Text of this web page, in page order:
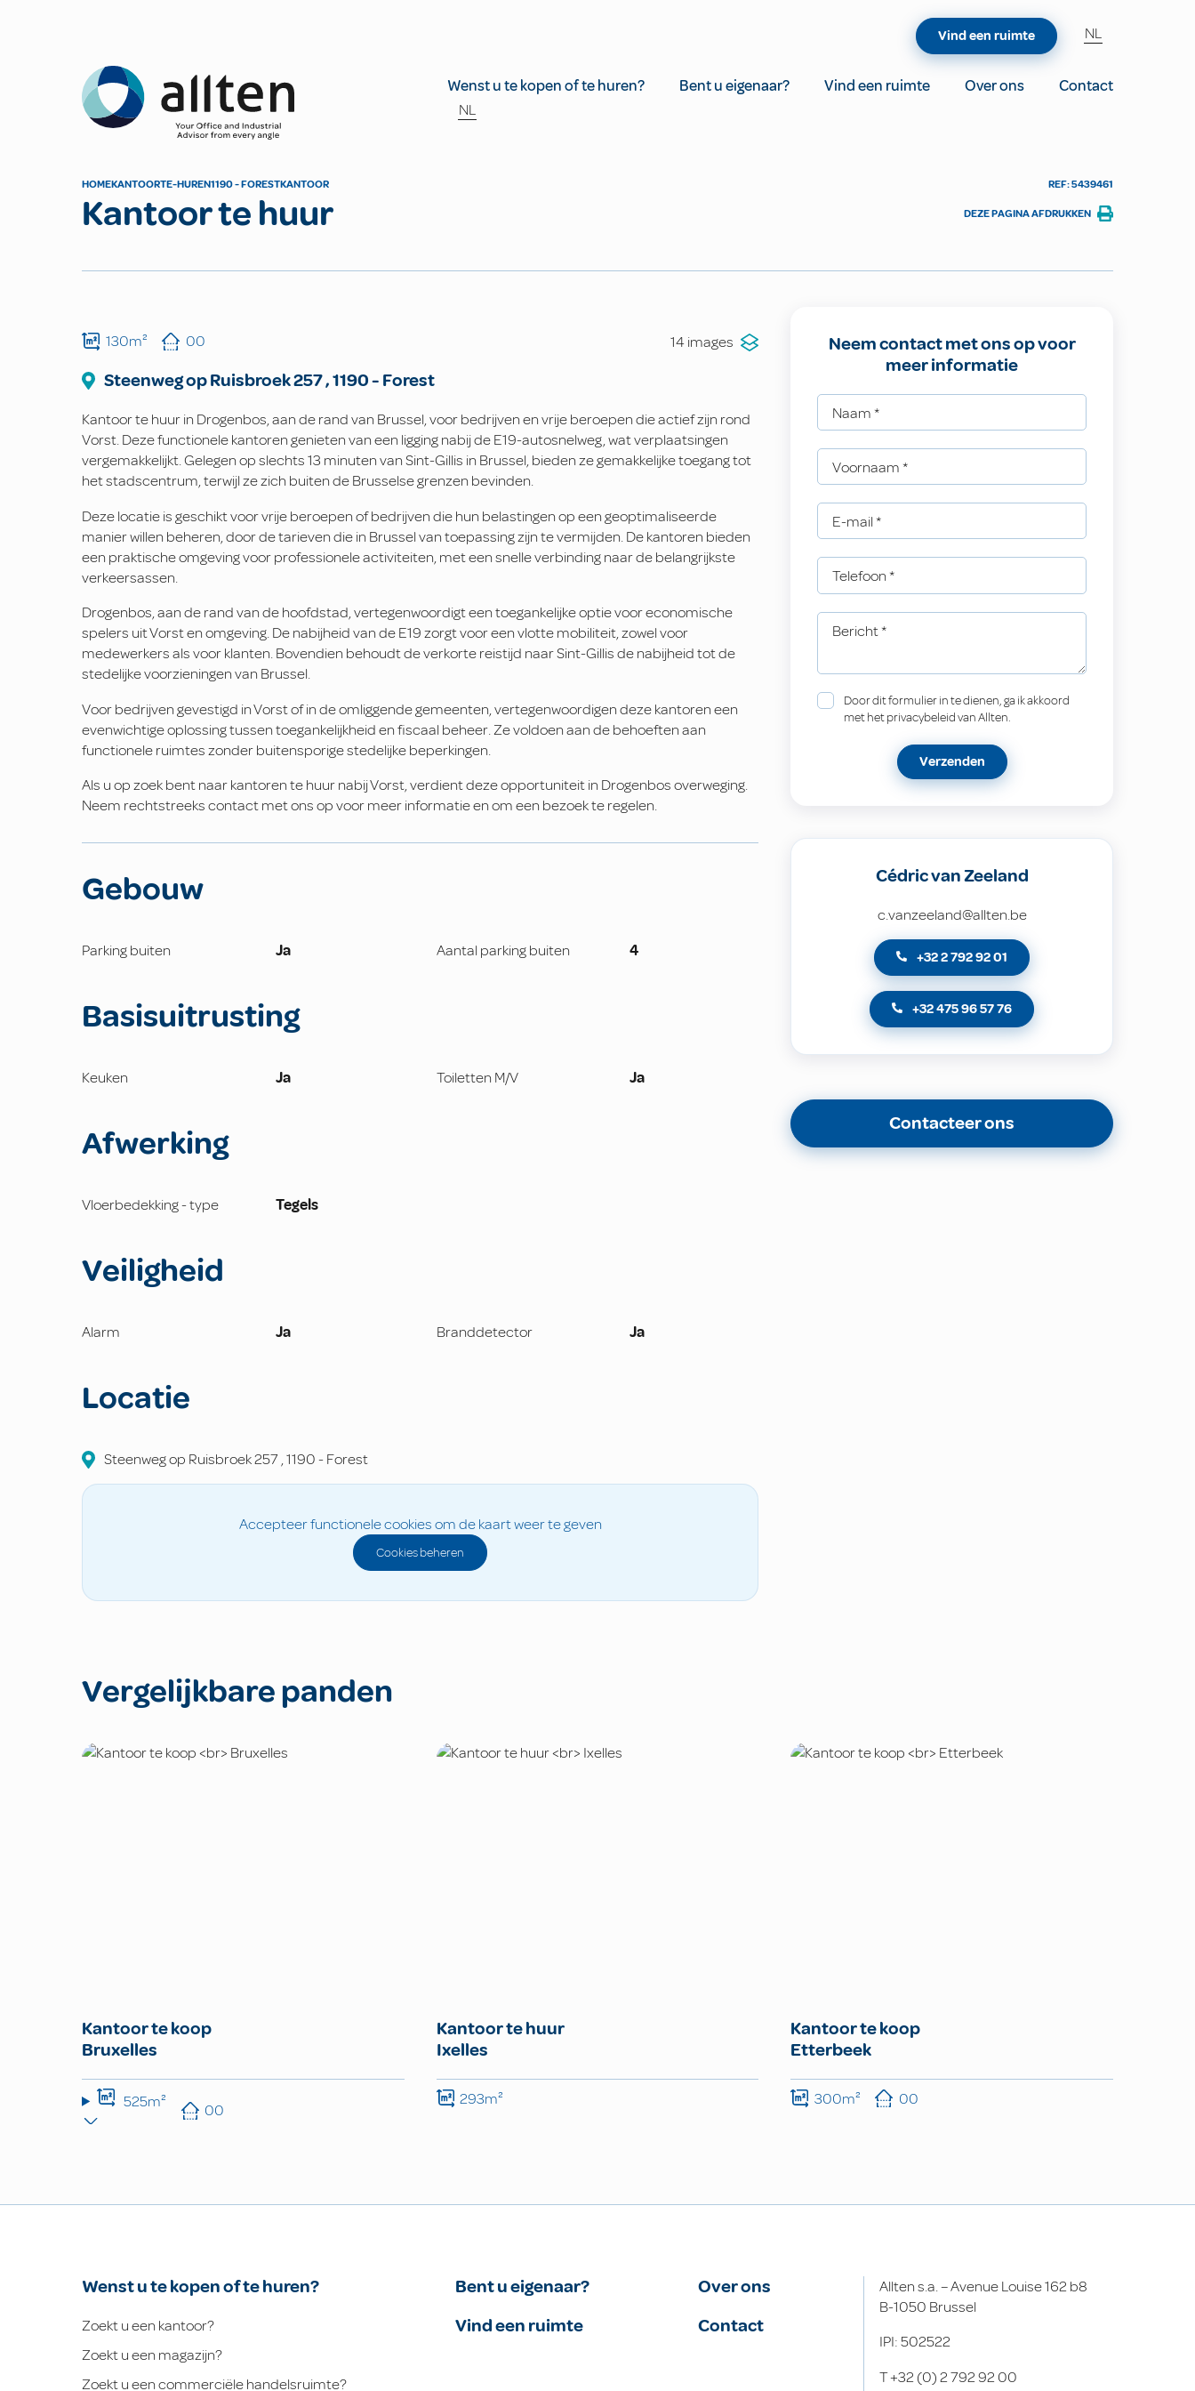
Allten
Wenst u te kopen of te huren? Bent u eigenaar? Vind een ruimte Over ons
Contact
NL
Vind een ruimte NL
HOMEKANTOORTE-HUREN1190 - FORESTKANTOOR
Kantoor te huur
REF: 5439461
DEZE PAGINA AFDRUKKEN
130m² 00 14 images
Steenweg op Ruisbroek257,1190- Forest
Kantoor te huur in Drogenbos, aan de rand van Brussel, voor bedrijven en vrije beroepen die actief zijn rond
Vorst. Deze functionele kantoren genieten van een ligging nabij de E19-autosnelweg, wat verplaatsingen
vergemakkelijkt. Gelegen op slechts 13 minuten van Sint-Gillis in Brussel, bieden ze gemakkelijke toegang tot
het stadscentrum, terwijl ze zich buiten de Brusselse grenzen bevinden.
Deze locatie is geschikt voor vrije beroepen of bedrijven die hun belastingen op een geoptimaliseerde
manier willen beheren, door de tarieven die in Brussel van toepassing zijn te vermijden. De kantoren bieden
een praktische omgeving voor professionele activiteiten, met een snelle verbinding naar de belangrijkste
verkeersassen.
Drogenbos, aan de rand van de hoofdstad, vertegenwoordigt een toegankelijke optie voor economische
spelers uit Vorst en omgeving. De nabijheid van de E19 zorgt voor een vlotte mobiliteit, zowel voor
medewerkers als voor klanten. Bovendien behoudt de verkorte reistijd naar Sint-Gillis de nabijheid tot de
stedelijke voorzieningen van Brussel.
Voor bedrijven gevestigd in Vorst of in de omliggende gemeenten, vertegenwoordigen deze kantoren een
evenwichtige oplossing tussen toegankelijkheid en fiscaal beheer. Ze voldoen aan de behoeften aan
functionele ruimtes zonder buitensporige stedelijke beperkingen.
Als u op zoek bent naar kantoren te huur nabij Vorst, verdient deze opportuniteit in Drogenbos overweging.
Neem rechtstreeks contact met ons op voor meer informatie en om een bezoek te regelen.
Gebouw
Parking buiten Ja Aantal parking buiten 4
Basisuitrusting
Keuken Ja Toiletten M/V Ja
Afwerking
Vloerbedekking - type Tegels
Veiligheid
Alarm Ja Branddetector Ja
Locatie
Steenweg op Ruisbroek257 ,1190-Forest
Accepteer functionele cookies om de kaart weer te geven
Cookies beheren
Neem contact met ons op voor
meer informatie
Naam *
Voornaam *
E-mail *
Telefoon *
Bericht*
Door dit formulier in te dienen, ga ik akkoord
met het privacybeleid van Allten.
Verzenden
Cédric van Zeeland
c.vanzeeland@allten.be
+32 2 792 92 01
+32 475 96 57 76
Contacteer ons
Vergelijkbare panden
Kantoor te koop
Bruxelles
525m² 00
Kantoor te huur
Ixelles
293m²
Kantoor te koop
Etterbeek
300m² 00
Wenst u te kopen of te huren?
Zoekt u een kantoor?
Zoekt u een magazijn?
Zoekt u een commerciële handelsruimte?
Bent u eigenaar?
Vind een ruimte
Over ons
Contact
Allten s.a. – Avenue Louise 162 b8
B-1050 Brussel
IPI: 502522
T+32 (0) 2 792 92 00